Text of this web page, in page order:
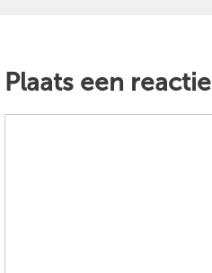
Plaats een reactie